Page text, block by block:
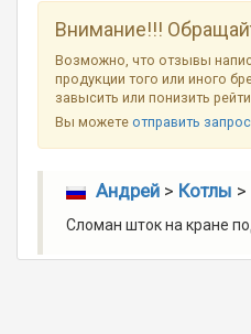
Внимание!!!
Возможно, что отзывы
продукции того или иного
завысить или понизить
Вы можетеотправить запрос
Андрей> Котлы >
Сломан шток на кране